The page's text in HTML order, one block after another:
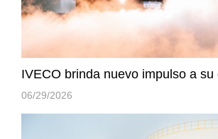
IVECO brinda nuevo impulso a su
06/29/2026